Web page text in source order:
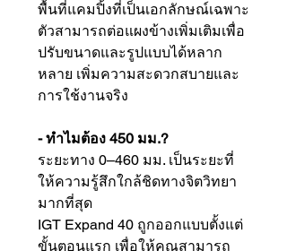
พื้นที่แคมปิ้งที่เป็นเอกลักษณ์เฉพาะ
ตัวสามารถต่อแผงข้างเพิ่มเติมเพื่อ
ปรับขนาดและรูปแบบได้หลาก
หลาย เพิ่มความสะดวกสบายและ
การใช้งานจริง
- ทำไมต้อง 450 มม.?
ระยะทาง 0–460 มม. เป็นระยะที่
ให้ความรู้สึกใกล้ชิดทางจิตวิทยา
มากที่สุด
IGT Expand 40 ถูกออกแบบตั้งแต่
ขั้นตอนแรก เพื่อให้คุณสามารถ